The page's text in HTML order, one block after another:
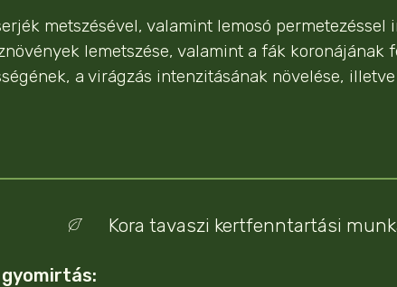
metszésével, valamint lemosó
lemetszése, valamint a fák koronájának
a virágzás intenzitásának növelése,
Kora tavaszi kertfenntartási